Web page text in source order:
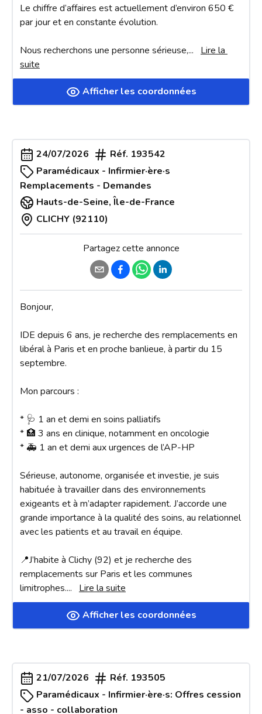
Le chiffre d’affaires est actuellement d’environ 650 €
par jour et en constante évolution.
Nous recherchons une personne sérieuse,...
Lire la
suite
Afficher les coordonnées
24/07/2026 Réf. 193542
Paramédicaux - Infirmier·ère·s
Remplacements - Demandes
Hauts-de-Seine,Île-de-France
CLICHY (92110)
Partagez cette annonce
Bonjour,
IDE depuis 6 ans, je recherche des remplacements en
libéral à Paris et en proche banlieue, à partir du 15
septembre.
Mon parcours :
* 🩺 1 an et demi en soins palliatifs
* 🏥 3 ans en clinique, notamment en oncologie
* 🚑 1 an et demi aux urgences de l’AP-HP
Sérieuse, autonome, organisée et investie, je suis
habituée à travailler dans des environnements
exigeants et à m’adapter rapidement. J’accorde une
grande importance à la qualité des soins, au relationnel
avec les patients et au travail en équipe.
📍J’habite à Clichy (92) et je recherche des
remplacements sur Paris et les communes
limitrophes.... Lire la suite
Afficher les coordonnées
21/07/2026 Réf. 193505
Paramédicaux - Infirmier·ère·s: Offres cession
- asso - collaboration